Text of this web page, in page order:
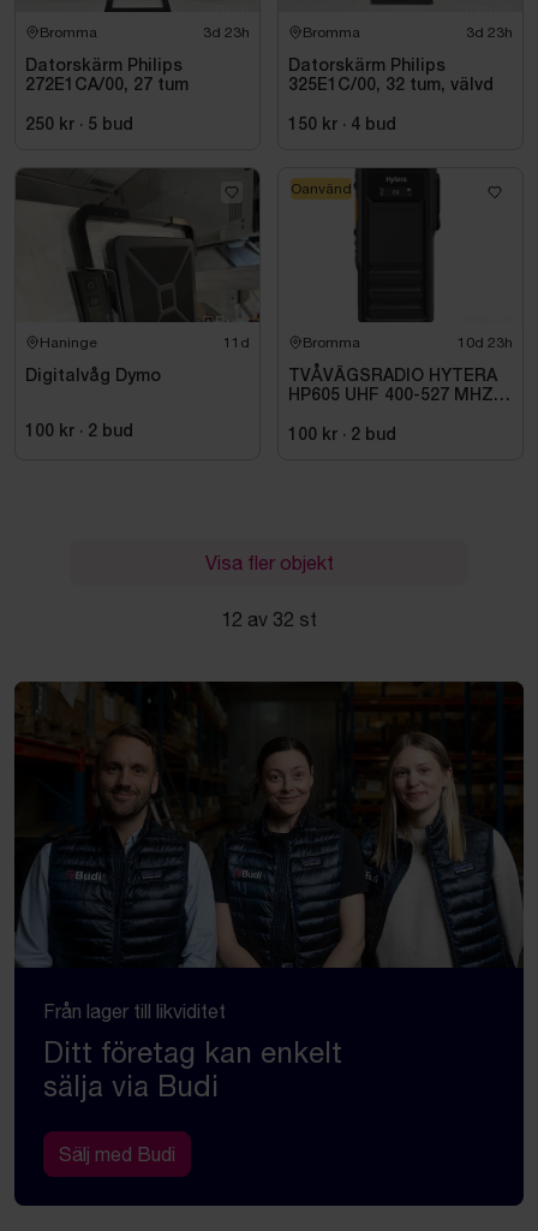
Bromma 3d 23h
Datorskärm Philips
272E1CA/00, 27 tum
250 kr · 5 bud
Bromma 3d 23h
Datorskärm Philips
325E1C/00, 32 tum, välvd
150 kr · 4 bud
Haninge 11d
Digitalvåg Dymo
100 kr · 2 bud
Bromma 10d 23h
TVÅVÄGSRADIO HYTERA
HP605 UHF 400-527 MHZ
100 kr · 2 bud
Oanvänd
Visa fler objekt
12 av 32 st
Från lager till likviditet
Ditt företag kan enkelt
sälja via Budi
Sälj med Budi